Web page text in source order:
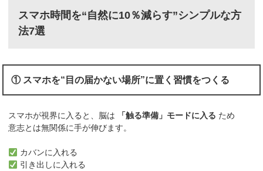
スマホ時間を“自然に10％減らす”シンプルな方
法7選
① スマホを“目の届かない場所”に置く習慣をつくる
スマホが視界に入ると、脳は 「触る準備」モードに入る ため
意志とは無関係に手が伸びます。
カバンに入れる
引き出しに入れる